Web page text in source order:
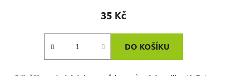
35 Kč
DO KOŠÍKU